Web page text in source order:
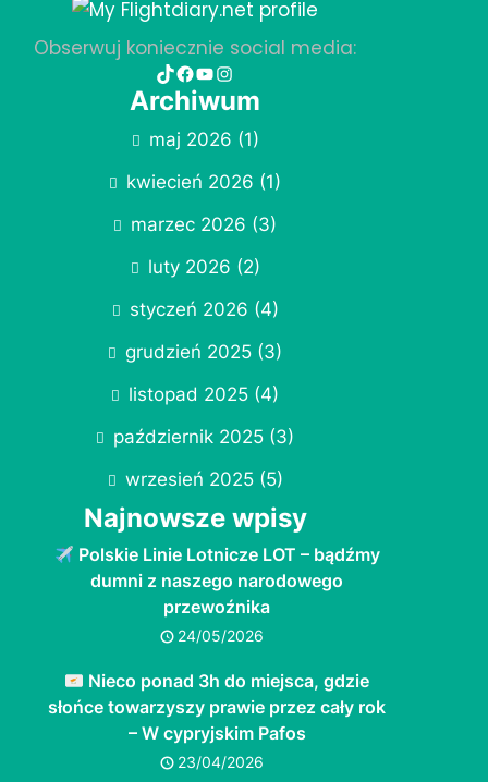
Obserwuj koniecznie social media:
TikTok Facebook YouTube Instagram
Archiwum
maj 2026 (1)
kwiecień 2026 (1)
marzec 2026 (3)
luty 2026 (2)
styczeń 2026 (4)
grudzień 2025 (3)
listopad 2025 (4)
październik 2025 (3)
wrzesień 2025(5)
Najnowsze wpisy
Polskie Linie Lotnicze LOT – bądźmy
dumni z naszego narodowego
przewoźnika
24/05/2026
Nieco ponad 3h do miejsca, gdzie
słońce towarzyszy prawie przez cały rok
– W cypryjskim Pafos
23/04/2026